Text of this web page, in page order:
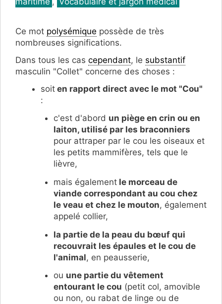
Ce mot polysémique possède de très
nombreuses significations.
Dans tous les cas cependant, le substantif
masculin "Collet" concerne des choses :
soit en rapport direct avec le mot "Cou"
:
c'est d'abord un piège en crin ou en
laiton, utilisé par les braconniers
pour attraper par le cou les oiseaux et
les petits mammifères, tels que le
lièvre,
mais égalementle morceau de
viande correspondant au cou chez
le veau et chez le mouton, également
appelé collier,
la partie de la peau du bœuf qui
recouvrait les épaules et le cou de
l'animal, en peausserie,
ou une partie du vêtement
entourant le cou (petit col, amovible
ou non, ou rabat de linge ou de